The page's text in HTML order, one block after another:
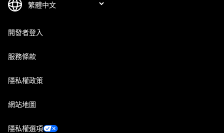
開發者登入
服務條款
隱私權政策
網站地圖
隱私權選項